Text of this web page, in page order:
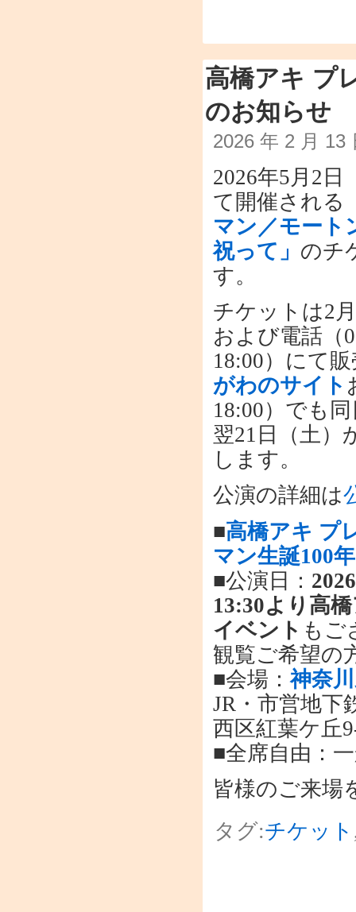
高橋アキ プ
のお知らせ
2026 年 2 月 13
2026年5月2日
て開催される
マン／モート
祝って」 のチ
す。
チケットは2
および電話（
18:00）にて
がわのサイト
18:00）でも
翌21日（土）
します。
公演の詳細は
■高橋アキ プ
マン生誕100
■公演日：
13:30より高
イベント もご
観覧ご希望の
■会場：神奈
JR・市営地下
西区紅葉ケ丘
■全席自由：
皆様のご来場
タグ:チケット